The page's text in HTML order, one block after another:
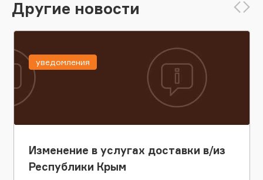
Другие новости
Изменение в услугах доставки в/из
Республики Крым
уведомления